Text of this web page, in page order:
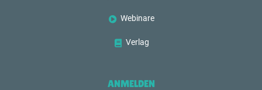
Webinare
Verlag
ANMELDEN